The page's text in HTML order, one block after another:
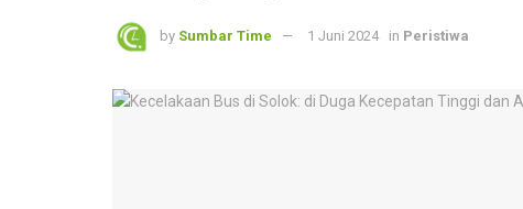
by Sumbar Time 1 Juni 2024 in Peristiwa